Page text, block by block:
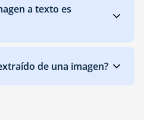
a texto es
de una imagen?